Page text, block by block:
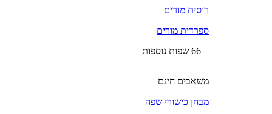
רוסית מורים
ספרדית מורים
+ 66 שפות נוספות
משאבים חינם
מבחן כישורי שפה